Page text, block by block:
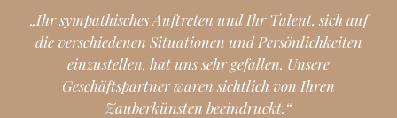
„Ihrsympathisches Auftreten und Ihr Talent, sich auf
die verschiedenen Situationen und Persönlichkeiten
einzustellen, hatunssehrgefallen. Unsere
Geschäftspartnerwaren sichtlich von Ihren
Zauberkünsten beeindruckt.“